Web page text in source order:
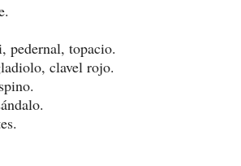
pedernal, topacio.
clavel rojo.